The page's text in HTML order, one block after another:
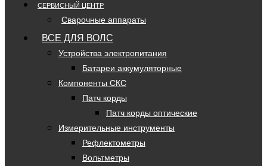
СЕРВИСНЫЙ ЦЕНТР
Сварочные аппараты
ВСЕ ДЛЯ ВОЛС
Устройства электропитания
Батареи аккумуляторные
Компоненты СКС
Патч корды
Патч корды оптические
Измерительные инструменты
Рефлектометры
Вольтметры